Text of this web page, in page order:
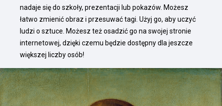
nadaje się do szkoły, prezentacji lub pokazów. Możesz
łatwo zmienić obraz i przesuwać tagi. Użyj go, aby uczyć
ludzi o sztuce. Możesz też osadzić go na swojej stronie
internetowej, dzięki czemu będzie dostępny dla jeszcze
większej liczby osób!